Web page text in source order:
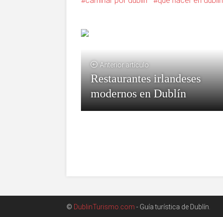
Anterior artículo
Restaurantes irlandeses
modernos en Dublín
© DublinTurismo.com - Guía turística de Dublín.